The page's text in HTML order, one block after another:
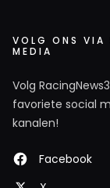
VOLG ONS VIA
MEDIA
Volg
favoriete social
kanalen!
Facebook